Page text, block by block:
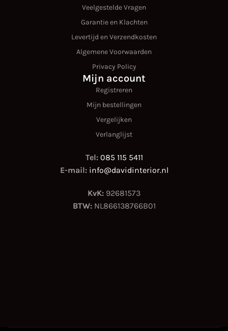
Veelgestelde Vragen
Garantie en Klachten
Levertijd en Verzendkosten
Algemene Voorwaarden
Privacy Policy
Mijn account
Registreren
Mijn bestellingen
Vergelijken
Verlanglijst
Tel: 085 115 5411
E-mail: info@davidinterior.nl
KvK: 92681573
BTW: NL866138766B01